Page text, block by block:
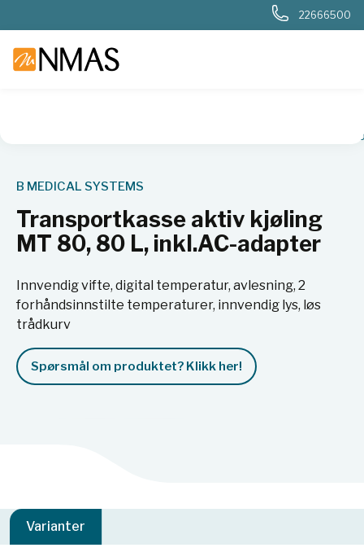
22666500
Blodbank og
B MEDICAL SYSTEMS
Transportkasse aktiv kjøling
MT 80, 80 L, inkl.AC-adapter
Innvendig vifte, digital temperatur, avlesning, 2
forhåndsinnstilte temperaturer, innvendig lys, løs
trådkurv
Spørsmål om produktet? Klikk her!
Varianter